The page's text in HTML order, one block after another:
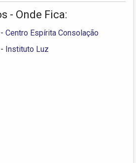
- Onde Fica:
- Centro Espírita Consolação
- Instituto Luz